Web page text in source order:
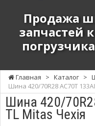
автокамер
запчастей
к
сельхозтехнике,
погрузчикам
и
грузовикам.
Продажа
запчастей
Главная > Каталог >
Шина 420/70R28 AC70T
Шина 420/
TL Mitas Чехія